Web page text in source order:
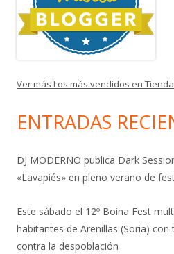
Ver más Los más vendidos en
ENTRADAS
DJ MODERNO publica Dark
«Lavapiés» en pleno verano de
Este sábado el 12º Boina Fest
habitantes de Arenillas (Soria)
contra la despoblación